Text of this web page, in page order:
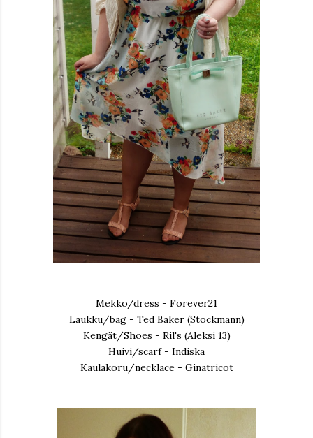
Mekko/dress - Forever21
Laukku/bag - Ted Baker (Stockmann)
Kengät/Shoes - Ril's (Aleksi 13)
Huivi/scarf - Indiska
Kaulakoru/necklace - Ginatricot